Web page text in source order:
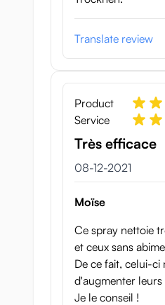
Translate review
Product
Service
Très efficace
8 december 2021
08-12-2021
Moïse
Ce spray nettoie
et ceux sans
De ce fait, celui-ci
d'augmenter leurs
Je le conseil !